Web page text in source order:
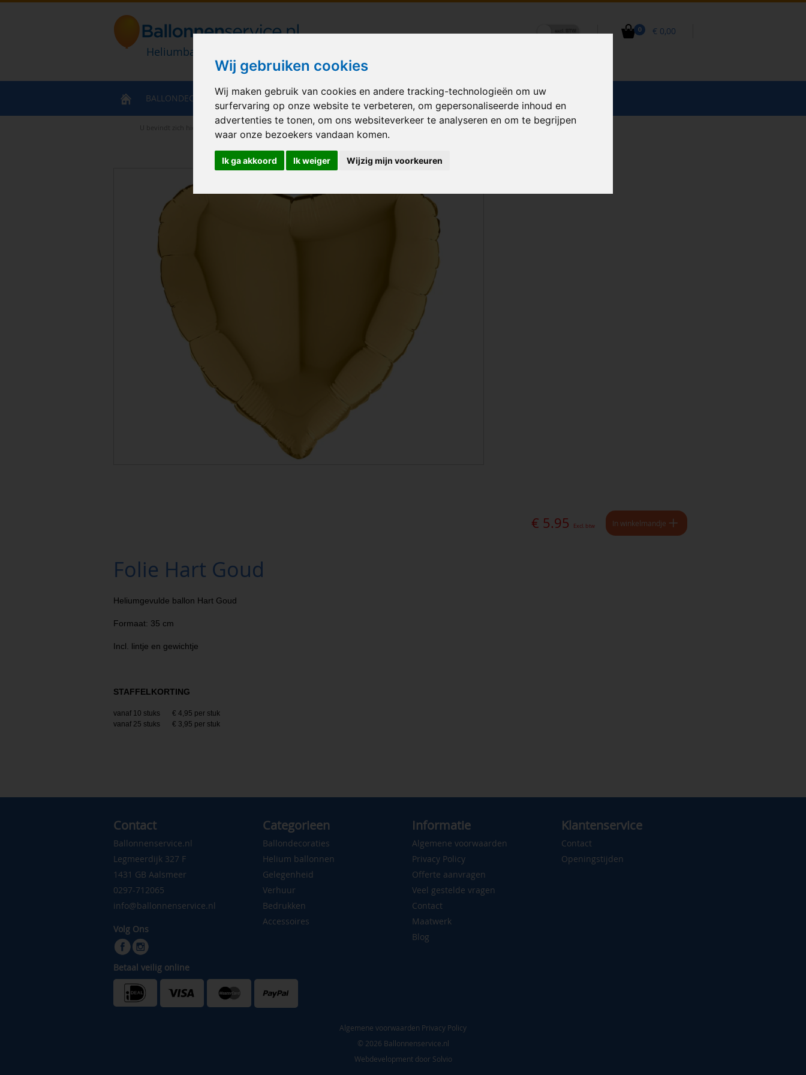
Wij gebruiken cookies
Wij maken gebruik van cookies en andere tracking-technologieën om uw
surfervaring op onze website te verbeteren, om gepersonaliseerde inhoud en
advertenties te tonen, om ons websiteverkeer te analyseren en om te begrijpen
waar onze bezoekers vandaan komen.
Ik ga akkoord Ik weiger Wijzig mijn voorkeuren
0 € 0,00
Heliumballonnen en ballondecoraties bezorgd in heel Nederland
U bevindt zich hier
BALLONDECORATIES HELIUM BALLONNEN GELEGENHEID VERHUUR BEDRUKKEN ACCESSOIRES
€ 5.95 Excl. btw In winkelmandje
Folie Hart Goud
Heliumgevulde ballon Hart Goud
Formaat: 35 cm
Incl. lintje en gewichtje
STAFFELKORTING
vanaf 10 stuks
€ 4,95 per stuk
vanaf 25 stuks
€ 3,95 per stuk
Contact
Ballonnenservice.nl
Legmeerdijk 327 F
1431 GB Aalsmeer
0297-712065
info@ballonnenservice.nl
Volg Ons
Categorieen
Ballondecoraties
Helium ballonnen
Gelegenheid
Verhuur
Bedrukken
Accessoires
Informatie
Algemene voorwaarden
Privacy Policy
Offerte aanvragen
Veel gestelde vragen
Contact
Maatwerk
Blog
Klantenservice
Contact
Openingstijden
Betaal veilig online
Algemene voorwaarden Privacy Policy
© 2026 Ballonnenservice.nl
Webdevelopment door Solvio